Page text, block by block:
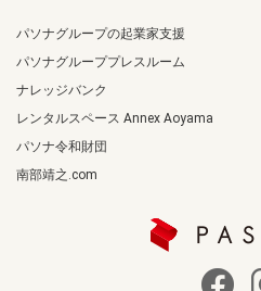
パソナグループの起業家支援
パソナグループプレスルーム
ナレッジバンク
レンタルスペース Annex Aoyama
パソナ令和財団
南部靖之.com